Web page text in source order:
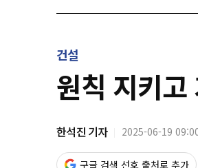
건설
원칙 지키
한석진 기자 2025-06-19
구글 검색 선호 출처로 추가